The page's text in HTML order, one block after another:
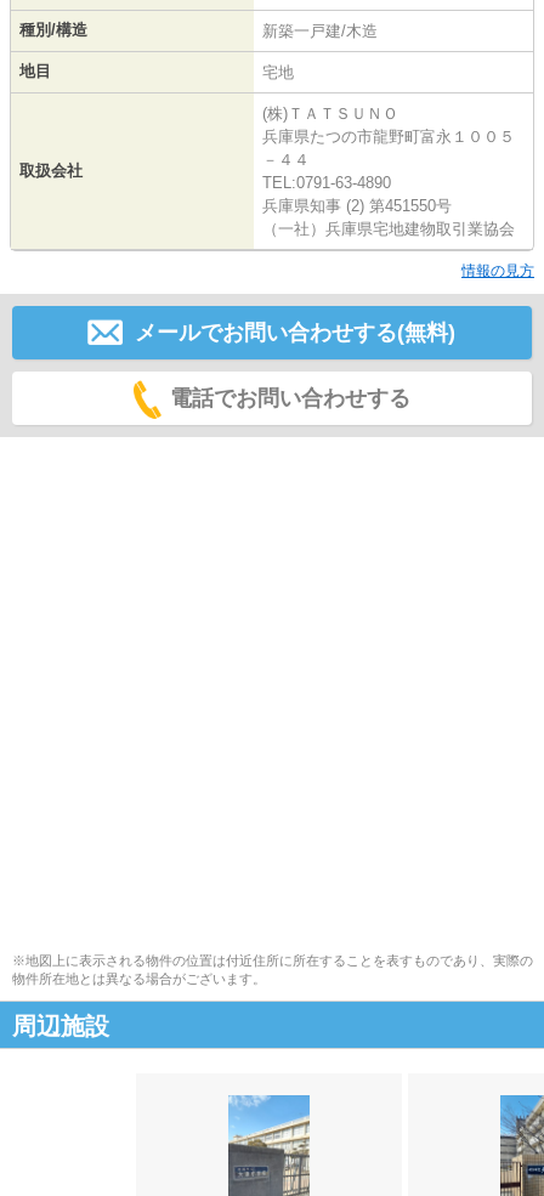
種別/構造 新築一戸建/木造
地目 宅地
取扱会社
(株)ＴＡＴＳＵＮＯ
兵庫県たつの市龍野町富永１００５
－４４
TEL:0791-63-4890
兵庫県知事 (2) 第451550号
（一社）兵庫県宅地建物取引業協会
情報の見方
メールでお問い合わせする(無料)
電話でお問い合わせする
※地図上に表示される物件の位置は付近住所に所在することを表すものであり、実際の
物件所在地とは異なる場合がございます。
周辺施設